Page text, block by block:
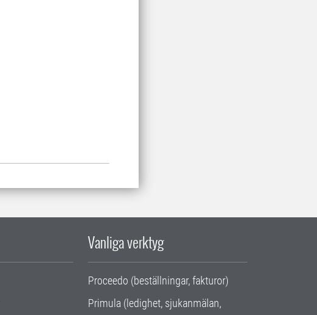
Vanliga verktyg
Proceedo (beställningar, fakturor)
Primula (ledighet, sjukanmälan,